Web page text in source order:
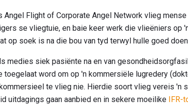
Flight of Corporate Angel Network vlieg
se vliegtuie, en baie keer werk die vlieëniers op
op soek is na die bou van tyd terwyl hulle goed
medies siek pasiënte na en van
toegelaat word om op 'n kommersiële lugredery
te vlieg nie. Hierdie soort vlieg vereis 'n
uitdagings gaan aanbied en in sekere moeilike